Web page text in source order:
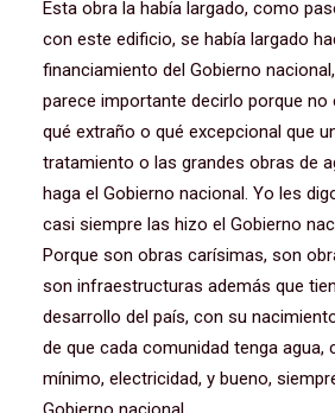
Esta obra la había largado, como
con este edificio, se había largado
financiamiento del Gobierno
parece importante decirlo porque no
qué extraño o qué excepcional que
tratamiento o las grandes obras de
haga el Gobierno nacional. Yo les
casi siempre las hizo el Gobierno
Porque son obras carísimas, son
son infraestructuras además que
desarrollo del país, con su
de que cada comunidad tenga agua,
mínimo, electricidad, y bueno,